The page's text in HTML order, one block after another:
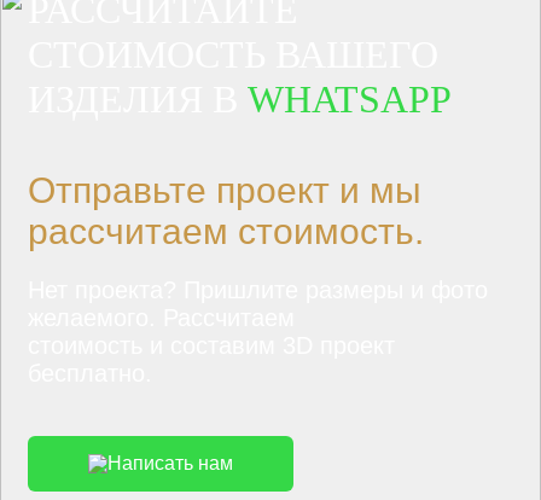
ИЗДЕЛИЯ ВWHATSAPP
Отправьте проект и мы
рассчитаем стоимость.
Написать нам